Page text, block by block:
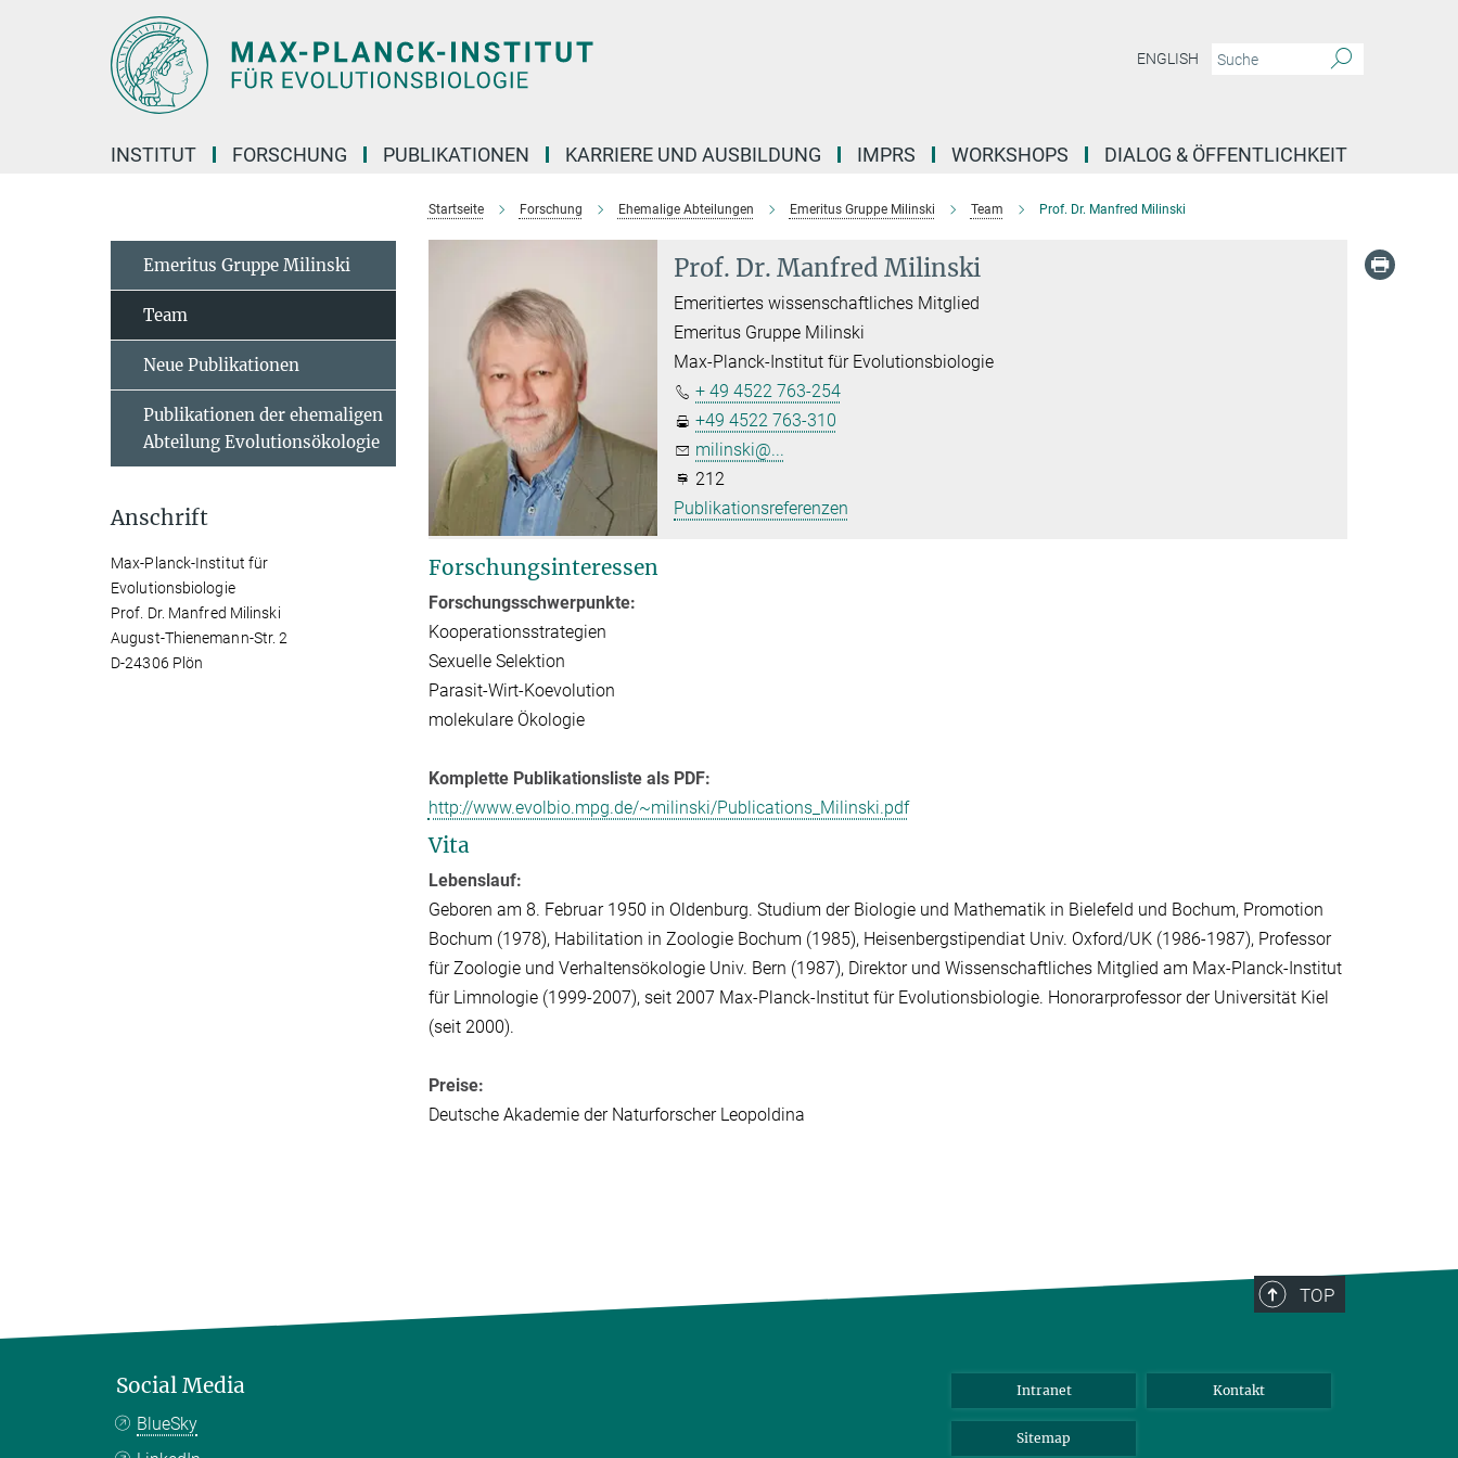
ENGLISH
INSTITUT FORSCHUNG PUBLIKATIONEN KARRIERE UND AUSBILDUNG IMPRS WORKSHOPS DIALOG & ÖFFENTLICHKEIT
Startseite Forschung Ehemalige Abteilungen Emeritus Gruppe Milinski Team Prof. Dr. Manfred Milinski
Prof. Dr. Manfred Milinski
Emeritiertes wissenschaftliches Mitglied
Emeritus Gruppe Milinski
Max-Planck-Institut für Evolutionsbiologie
+ 49 4522 763-254
+49 4522 763-310
milinski@...
212
Publikationsreferenzen
Forschungsinteressen
Forschungsschwerpunkte:
Kooperationsstrategien
Sexuelle Selektion
Parasit-Wirt-Koevolution
molekulare Ökologie
Komplette Publikationsliste als PDF:
http://www.evolbio.mpg.de/~milinski/Publications_Milinski.pdf
Vita
Lebenslauf:
Geboren am 8. Februar 1950 in Oldenburg. Studium der Biologie und Mathematik in Bielefeld und Bochum, Promotion
Bochum (1978), Habilitation in Zoologie Bochum (1985), Heisenbergstipendiat Univ. Oxford/UK (1986-1987), Professor
für Zoologie und Verhaltensökologie Univ. Bern (1987), Direktor und Wissenschaftliches Mitglied am Max-Planck-Institut
für Limnologie (1999-2007), seit 2007 Max-Planck-Institut für Evolutionsbiologie. Honorarprofessor der Universität Kiel
(seit 2000).
Preise:
Deutsche Akademie der Naturforscher Leopoldina
Emeritus Gruppe Milinski
Team
Neue Publikationen
Publikationen der ehemaligen
Abteilung Evolutionsökologie
Anschrift
Max-Planck-Institut für
Evolutionsbiologie
Prof. Dr. Manfred Milinski
August-Thienemann-Str. 2
D-24306 Plön
TOP
Social Media
BlueSky
Intranet Kontakt
Sitemap